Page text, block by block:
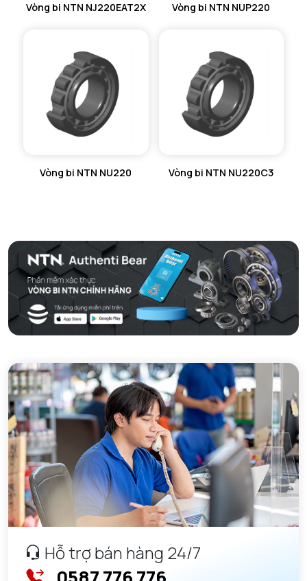
Vòng bi NTN NJ220EAT2X Vòng bi NTN NUP220
Vòng bi NTN NU220 Vòng bi NTN NU220C3
Hỗ trợ bán hàng 24/7